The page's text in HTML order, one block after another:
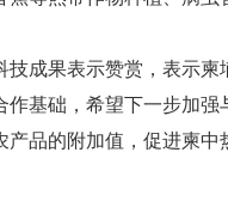
果表示赞赏，表示柬
作基础，希望下一步加
产品的附加值，促进柬